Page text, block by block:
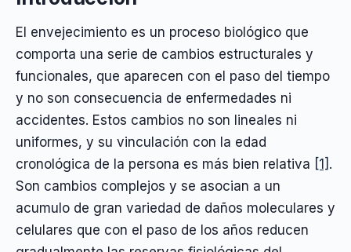
El envejecimiento es un proceso biológico que
comporta una serie de cambios estructurales y
funcionales, que aparecen con el paso del tiempo
y no son consecuencia de enfermedades ni
accidentes. Estos cambios no son lineales ni
uniformes, y su vinculación con la edad
cronológica de la persona es más bien relativa [1] .
Son cambios complejos y se asocian a un
acumulo de gran variedad de daños moleculares y
celulares que con el paso de los años reducen